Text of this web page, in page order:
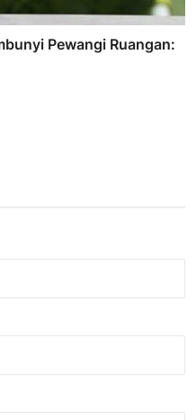
Pewangi Ruangan: